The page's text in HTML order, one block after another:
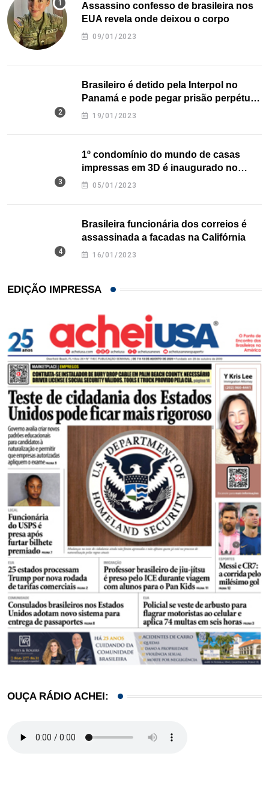
Assassino confesso de brasileira nos
EUA revela onde deixou o corpo
09/01/2023
Brasileiro é detido pela Interpol no
Panamá e pode pegar prisão perpétua
nos EUA
19/01/2023
1º condomínio do mundo de casas
impressas em 3D é inaugurado no
Texas
05/01/2023
Brasileira funcionária dos correios é
assassinada a facadas na Califórnia
16/01/2023
EDIÇÃO IMPRESSA
OUÇA RÁDIO ACHEI: